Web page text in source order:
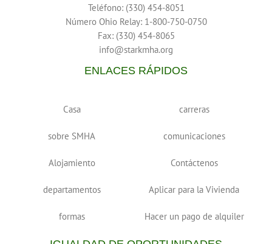
Teléfono: (330) 454-8051
Número Ohio Relay: 1-800-750-0750
Fax: (330) 454-8065
info@starkmha.org
ENLACES RÁPIDOS
Casa
sobre SMHA
Alojamiento
departamentos
formas
carreras
comunicaciones
Contáctenos
Aplicar para la Vivienda
Hacer un pago de alquiler